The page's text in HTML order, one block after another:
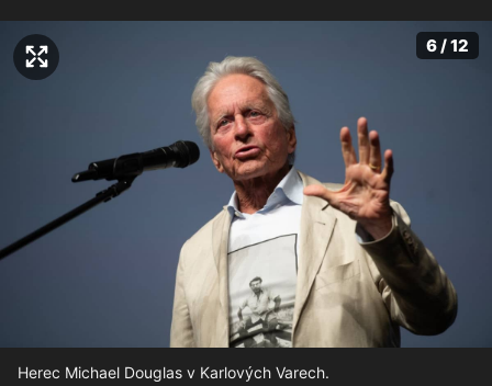
6 / 12
Herec Michael Douglas v Karlových Varech.